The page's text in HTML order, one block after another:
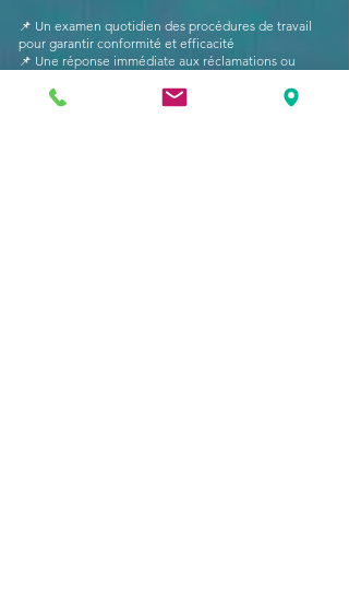
📌 Un examen quotidien des procédures de travail
pour garantir conformité et efficacité
📌 Une réponse immédiate aux réclamations ou
dédiées pour mettre en place les améliorations